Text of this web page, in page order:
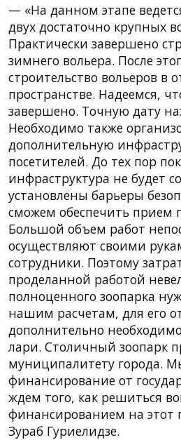
— «На данном этапе
двух достаточно крупных
Практически завершено
зимнего вольера. После
строительство вольеров в
пространстве. Надеемся,
завершено. Точную дату
Необходимо также
дополнительную
посетителей. До тех пор
инфраструктура не будет
установлены барьеры
сможем обеспечить прием
Большой объем работ
осуществляют своими
сотрудники. Поэтому
проделанной работой
полноценного зоопарка
нашим расчетам, для его
дополнительно
лари. Столичный зоопарк
муниципалитету города.
финансирование от
ждем того, как решиться
финансированием на этот
Зураб Гуриелидзе.